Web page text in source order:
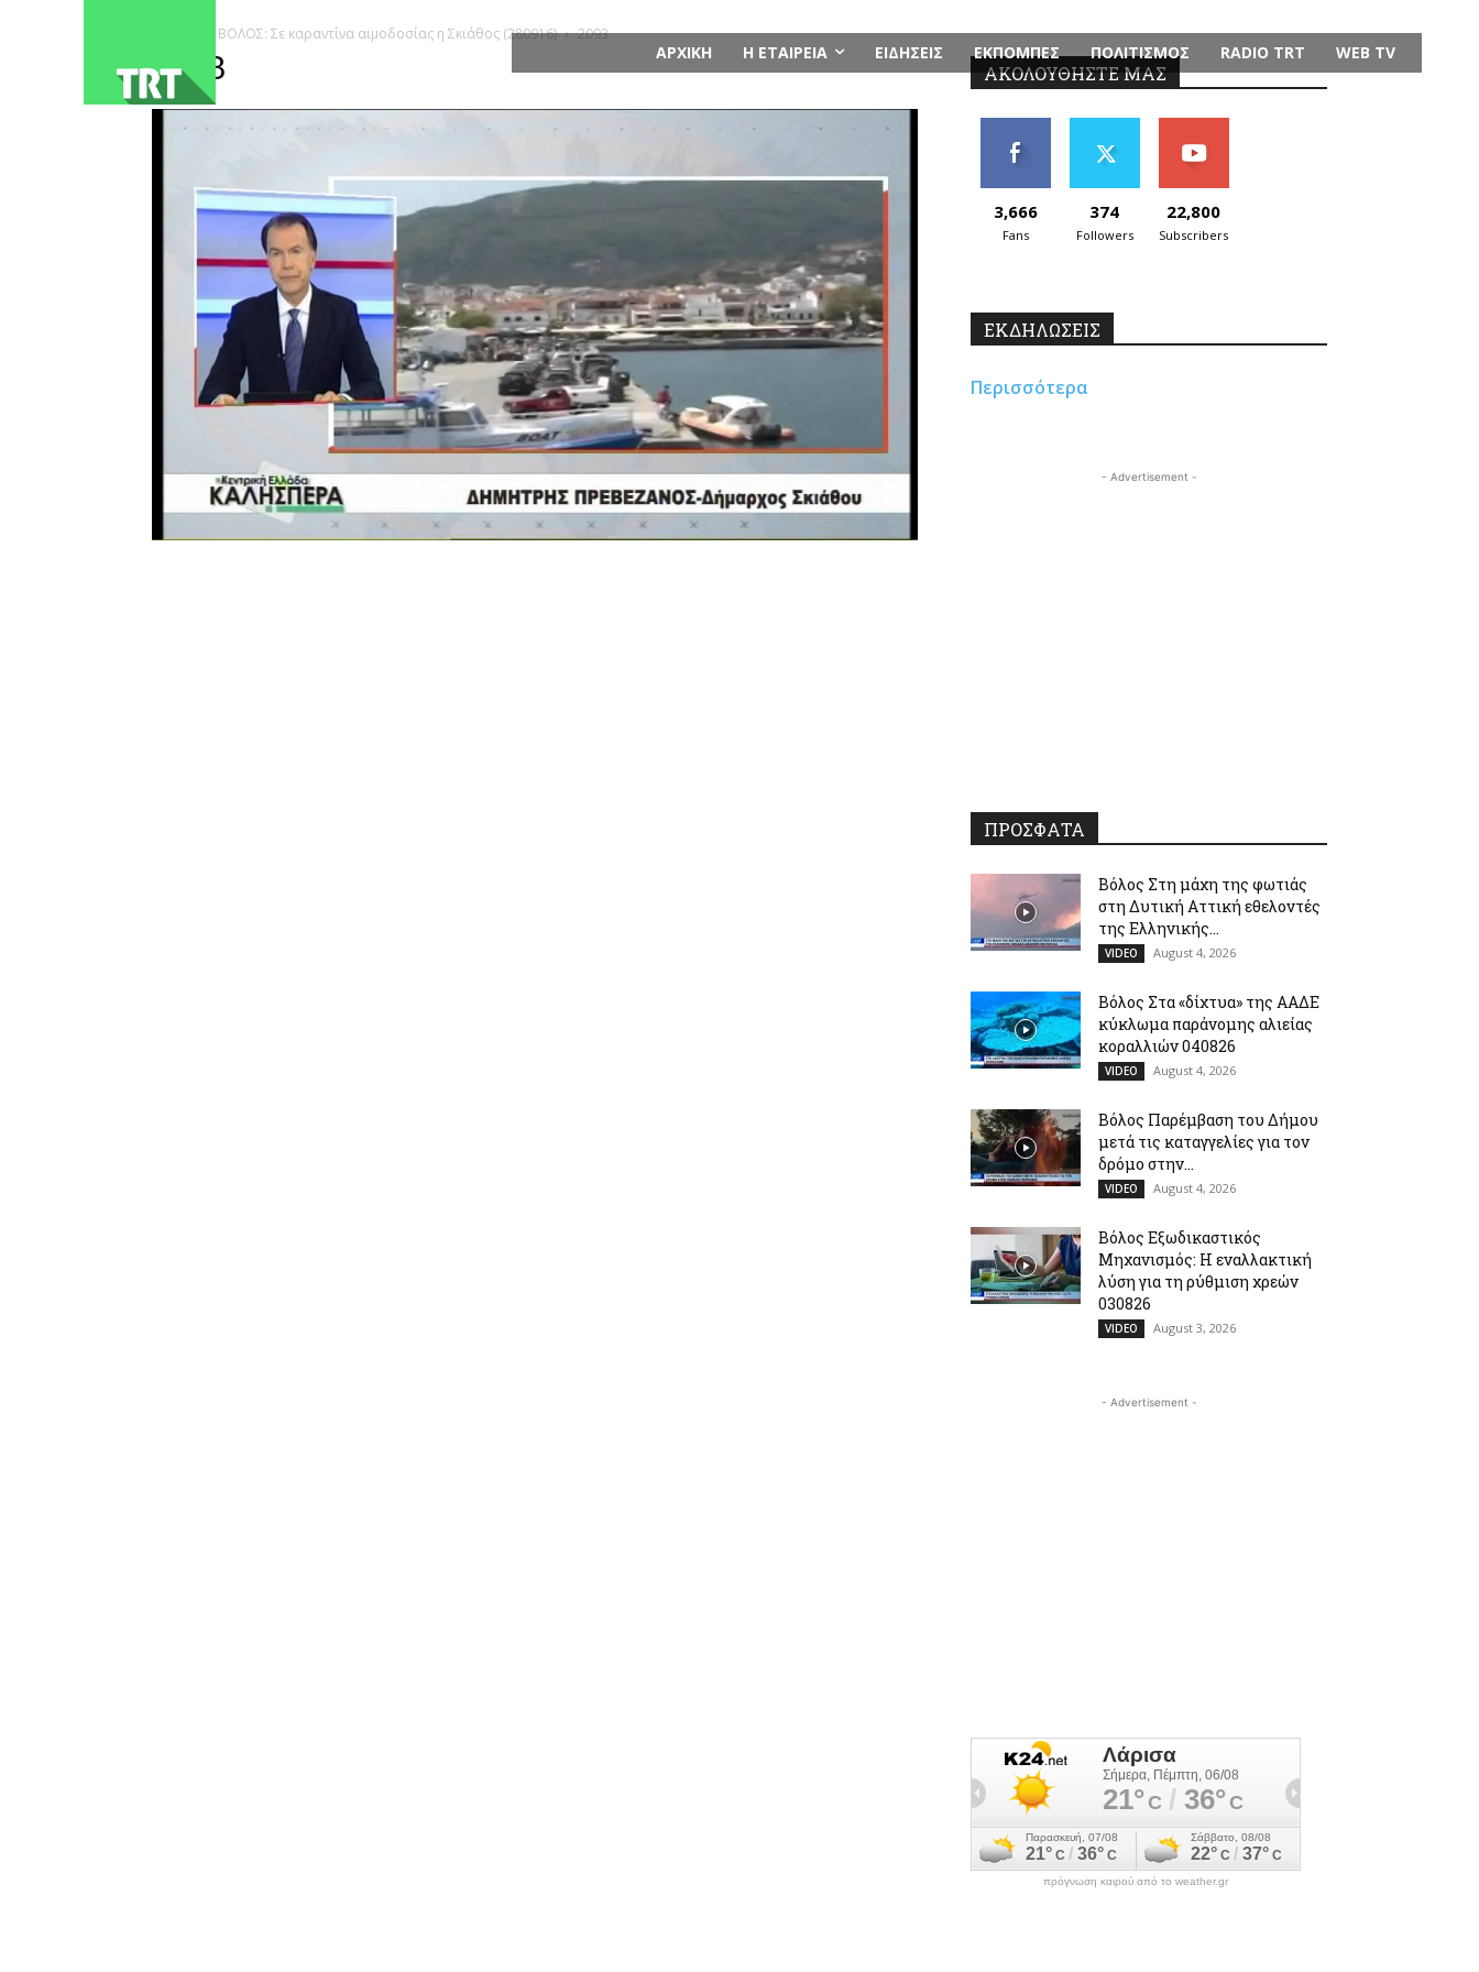
ΑΡΧΙΚΗ Η ΕΤΑΙΡΕΙΑ ΕΙΔΗΣΕΙΣ ΕΚΠΟΜΠΕΣ ΠΟΛΙΤΙΣΜΟΣ RADIO TRT WEB TV
ΒΟΛΟΣ: Σε καραντίνα αιμοδοσίας η Σκιάθος (280916) 2093
2093 ΑΚΟΛΟΥΘΗΣΤΕ ΜΑΣ
3,666
Fans
374
Followers
22,800
Subscribers
ΕΚΔΗΛΩΣΕΙΣ
Περισσότερα
- Advertisement -
ΠΡΟΣΦΑΤΑ
Βόλος Στη μάχη της φωτιάς
στη Δυτική Αττική εθελοντές
της Ελληνικής...
VIDEO August 4, 2026
Βόλος Στα «δίχτυα» της ΑΑΔΕ
κύκλωμα παράνομης αλιείας
κοραλλιών 040826
VIDEO August 4, 2026
Βόλος Παρέμβαση του Δήμου
μετά τις καταγγελίες για τον
δρόμο στην...
VIDEO August 4, 2026
Βόλος Εξωδικαστικός
Μηχανισμός: Η εναλλακτική
λύση για τη ρύθμιση χρεών
030826
VIDEO August 3, 2026
- Advertisement -
πρόγνωση καιρού από το weather.gr